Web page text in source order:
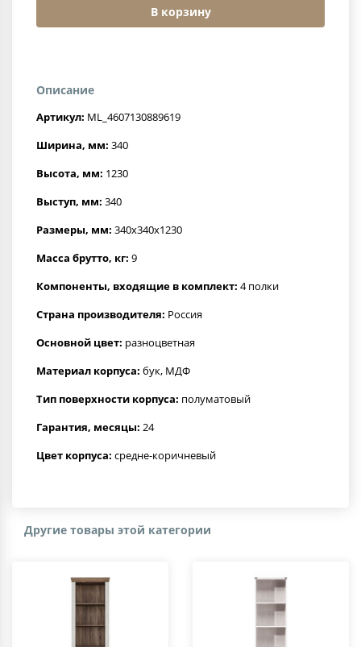
В корзину
Описание
Артикул: ML_4607130889619
Ширина, мм: 340
Высота, мм: 1230
Выступ, мм: 340
Размеры, мм: 340х340х1230
Масса брутто, кг: 9
Компоненты, входящие в комплект: 4 полки
Страна производителя: Россия
Основной цвет: разноцветная
Материал корпуса: бук, МДФ
Тип поверхности корпуса: полуматовый
Гарантия, месяцы: 24
Цвет корпуса: средне-коричневый
Другие товары этой категории